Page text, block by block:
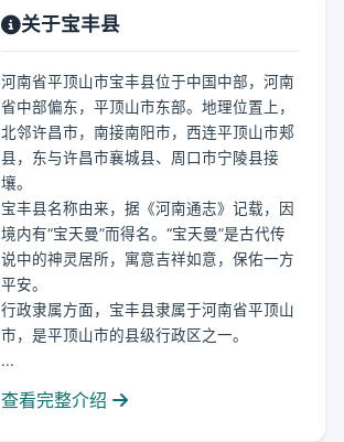
关于宝丰县
河南省平顶山市宝丰县位于中国中部，河南
省中部偏东，平顶山市东部。地理位置上，
北邻许昌市，南接南阳市，西连平顶山市郏
县，东与许昌市襄城县、周口市宁陵县接
壤。
宝丰县名称由来，据《河南通志》记载，因
境内有“宝天曼”而得名。“宝天曼”是古代传
说中的神灵居所，寓意吉祥如意，保佑一方
平安。
行政隶属方面，宝丰县隶属于河南省平顶山
市，是平顶山市的县级行政区之一。
...
查看完整介绍